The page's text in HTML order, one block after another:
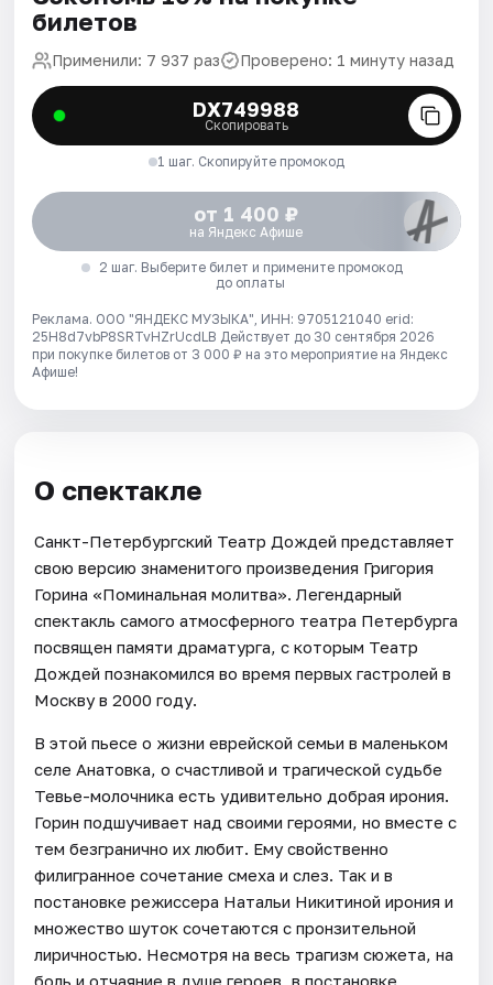
билетов
Применили: 7 937 раз Проверено: 1 минуту назад
DX749988
Скопировать
1 шаг. Скопируйте промокод
от 1 400 ₽
на Яндекс Афише
2 шаг. Выберите билет и примените промокод
до оплаты
Реклама. ООО "ЯНДЕКС МУЗЫКА", ИНН: 9705121040 erid:
25H8d7vbP8SRTvHZrUcdLB Действует до 30 сентября 2026
при покупке билетов от 3 000 ₽ на это мероприятие на Яндекс
Афише!
О спектакле
Санкт-Петербургский Театр Дождей представляет
свою версию знаменитого произведения Григория
Горина «Поминальная молитва». Легендарный
спектакль самого атмосферного театра Петербурга
посвящен памяти драматурга, с которым Театр
Дождей познакомился во время первых гастролей в
Москву в 2000 году.
В этой пьесе о жизни еврейской семьи в маленьком
селе Анатовка, о счастливой и трагической судьбе
Тевье-молочника есть удивительно добрая ирония.
Горин подшучивает над своими героями, но вместе с
тем безгранично их любит. Ему свойственно
филигранное сочетание смеха и слез. Так и в
постановке режиссера Натальи Никитиной ирония и
множество шуток сочетаются с пронзительной
лиричностью. Несмотря на весь трагизм сюжета, на
боль и отчаяние в душе героев, в постановке